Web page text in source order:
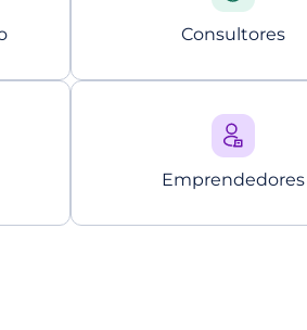
Consultores
Emprendedores